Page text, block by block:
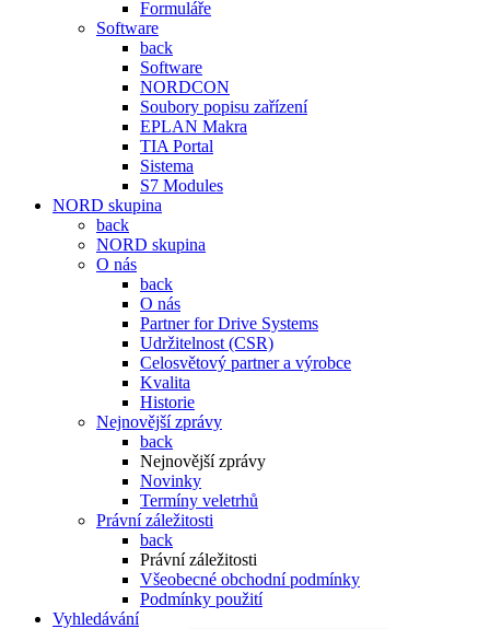
Formuláře
Software
back
Software
NORDCON
Soubory popisu zařízení
EPLAN Makra
TIA Portal
Sistema
S7 Modules
NORD skupina
back
NORD skupina
O nás
back
O nás
Partner for Drive Systems
Udržitelnost (CSR)
Celosvětový partner a výrobce
Kvalita
Historie
Nejnovější zprávy
back
Nejnovější zprávy
Novinky
Termíny veletrhů
Právní záležitosti
back
Právní záležitosti
Všeobecné obchodní podmínky
Podmínky použití
Vyhledávání